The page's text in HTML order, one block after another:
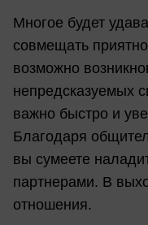
Многое будет
совмещать
возможно
непредсказуемых
важно быстро и
Благодаря
вы сумеете
партнерами. В
отношения.